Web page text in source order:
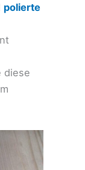
polierte
diese